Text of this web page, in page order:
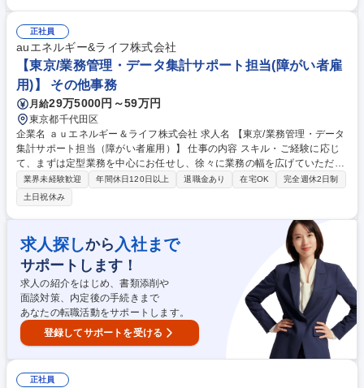
ークマニュアルに沿って状況を詳細にヒアリングを行っていただきます。
情報が揃い次第、ヒアリング内容を専用のシステムに入力し専門部署が修
理サービス・レッカー・レンタカーなどを手配します。★突然のトラブル
で不安に思われているお客様に対し、丁寧な対応と安心をお届けします！
募集職種 夜勤専任【オペレーター職】22：00～翌8：00勤務/未経験歓
迎！転勤なし
正社員
auエネルギー&ライフ株式会社
【東京/業務管理・データ集計サポート担当(障がい者雇
用)】 その他事務
月給29万5000円～59万円
東京都千代田区
企業名 ａｕエネルギー＆ライフ株式会社 求人名 【東京/業務管理・データ
集計サポート担当（障がい者雇用）】 仕事の内容 スキル・ご経験に応じ
て、まずは定型業務を中心にお任せし、徐々に業務の幅を広げていただき
ます。 【定型業務】■KPI実績データの集計／ダッシュボード更新／定例
レポート作成■案件／施策の進捗管理■委託費含む経費管理■各種権限申請
／管理／棚卸し■コミッション支払い処理■エスカレーション内容の整理・
転記■スケジュール調整 【非定型業務】（スキルに応じて） ■KPI設計／分
析／ボトルネック分析の補助■業務改善施策の立案補助 ■FAQ／ナレッジ
作成 募集職種 【東京/業務管理・データ集計サポート担当（障がい者雇
用）】
業界未経験歓迎 年間休日120日以上 退職金あり 在宅OK
完全週休2日制
土日祝休み
求人探しから 入社まで
サポートします！
求人の紹介をはじめ、書類添削や
面談対策、内定後の手続きまで
あなたの転職活動をサポートします。
登録してサポートを受ける
正社員